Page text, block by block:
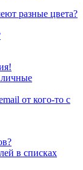
разные цвета?
от кого-то с
в списках